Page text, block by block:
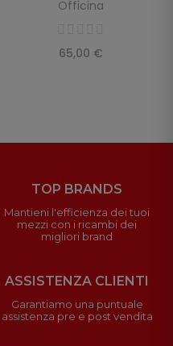
Officina
65,00 €
TOP BRANDS
Mantieni l'efficienza dei tuoi
mezzi con i ricambi dei
migliori brand
ASSISTENZA CLIENTI
Garantiamo una puntuale
assistenza pre e post vendita